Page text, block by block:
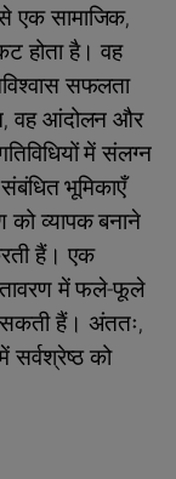
एक सामाजिक,
होता है। वह
सफलता
वह आंदोलन और
में संलग्न
भूमिकाएँ
व्यापक बनाने
हैं। एक
में फले-फूले
सकती हैं। अंततः,
को